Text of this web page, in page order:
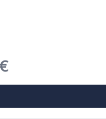
€Aktuálna
cena
je: